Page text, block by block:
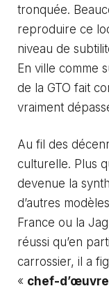
tronquée.
reproduire ce
niveau de
En ville comme
de la GTO fait
vraiment
Au fil des
culturelle. Plus
devenue la
d’autres
France ou la
réussi qu’en
carrossier, il a
« chef-